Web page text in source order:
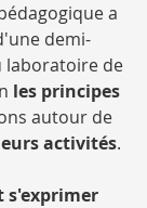
a
demi-
laboratoire de
les principes
autour de
activités.
s'exprimer